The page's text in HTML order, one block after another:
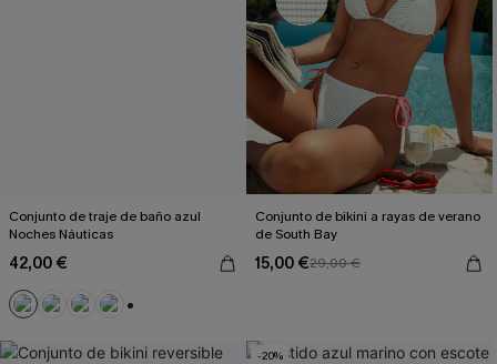
Conjunto de traje de baño azul
Noches Náuticas
42,00 €
Conjunto de bikini a rayas de verano
de South Bay
15,00 €29,00 €
-20%